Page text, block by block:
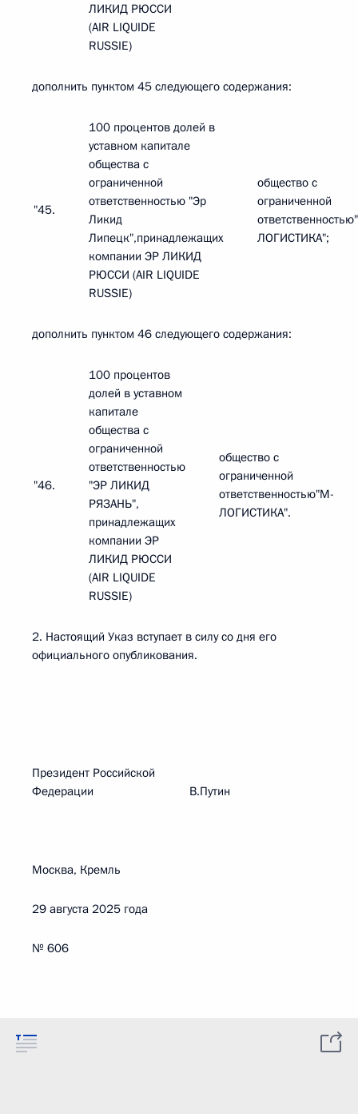
ЛИКИД РЮССИ
(AIR LIQUIDE
RUSSIE)
дополнить пунктом 45 следующего содержания:
"45.
100 процентов долей в
уставном капитале
общества с
ограниченной
ответственностью "Эр
Ликид
Липецк",принадлежащих
компании ЭР ЛИКИД
РЮССИ (AIR LIQUIDE
RUSSIE)
общество с
ограниченной
ЛОГИСТИКА";
дополнить пунктом 46 следующего содержания:
"46.
100 процентов
долей в уставном
капитале
общества с
ограниченной
ответственностью
"ЭР ЛИКИД
РЯЗАНЬ",
принадлежащих
компании ЭР
ЛИКИД РЮССИ
(AIR LIQUIDE
RUSSIE)
общество с
ограниченной
ответственностью"М-
ЛОГИСТИКА".
2. Настоящий Указ вступает в силу со дня его
официального опубликования.
Президент Российской
Федерации В.Путин
Москва, Кремль
29 августа 2025 года
№ 606